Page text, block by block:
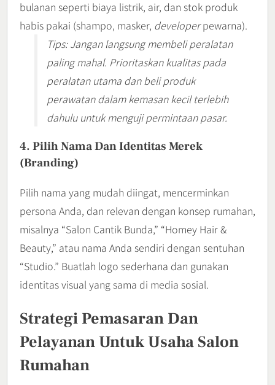
bulanan seperti biaya listrik, air, dan stok produk
habis pakai (shampo, masker, developerpewarna).
Tips: Jangan langsung membeli peralatan
paling mahal. Prioritaskan kualitas pada
peralatan utama dan beli produk
perawatan dalam kemasan kecil terlebih
dahulu untuk menguji permintaan pasar.
4. Pilih Nama Dan Identitas Merek
(Branding)
Pilih nama yang mudah diingat, mencerminkan
persona Anda, dan relevan dengan konsep rumahan,
misalnya “Salon Cantik Bunda,” “Homey Hair &
Beauty,” atau nama Anda sendiri dengan sentuhan
“Studio.” Buatlah logo sederhana dan gunakan
identitas visual yang sama di media sosial.
Strategi Pemasaran Dan
Pelayanan Untuk Usaha Salon
Rumahan